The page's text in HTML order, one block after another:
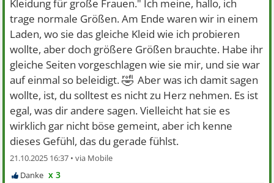
Kleidung für große Frauen." Ich meine, hallo, ich
trage normale Größen. Am Ende waren wir in einem
Laden, wo sie das gleiche Kleid wie ich probieren
wollte, aber doch größere Größen brauchte. Habe ihr
gleiche Seiten vorgeschlagen wie sie mir, und sie war
auf einmal so beleidigt.🤣 Aber was ich damit sagen
wollte, ist, du solltest es nicht zu Herz nehmen. Es ist
egal, was dir andere sagen. Vielleicht hat sie es
wirklich gar nicht böse gemeint, aber ich kenne
dieses Gefühl, das du gerade fühlst.
21.10.2025 16:37 •
x 3